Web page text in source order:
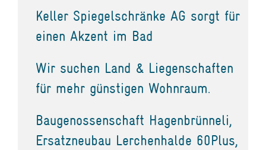
Keller Spiegelschränke AG sorgt für
einen Akzent im Bad
Wir suchen Land & Liegenschaften
für mehr günstigen Wohnraum.
Baugenossenschaft Hagenbrünneli,
Ersatzneubau Lerchenhalde 60Plus,